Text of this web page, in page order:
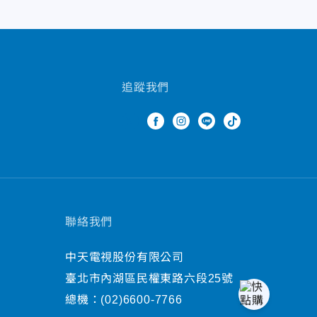
追蹤我們
聯絡我們
中天電視股份有限公司
臺北市內湖區民權東路六段25號
總機： (02)6600-7766